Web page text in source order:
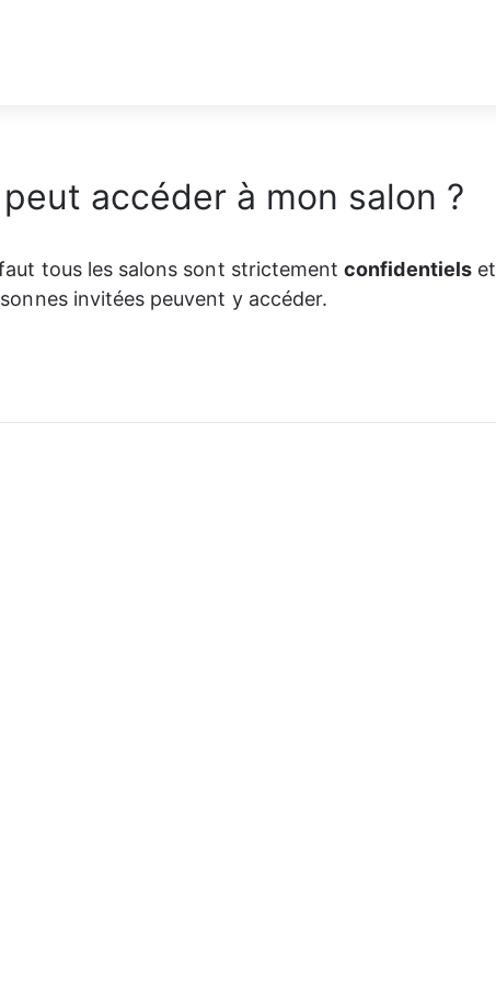
accéder à mon salon ?
tous les salons sont strictement confidentiels et
invitées peuvent y accéder.